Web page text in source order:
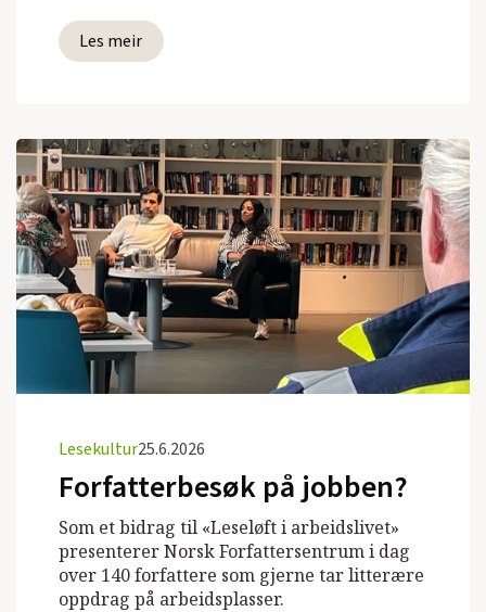
Les meir
Lesekultur25.6.2026
Forfatterbesøk på jobben?
Som et bidrag til «Leseløft i arbeidslivet»
presenterer Norsk Forfattersentrum i dag
over 140 forfattere som gjerne tar litterære
oppdrag på arbeidsplasser.